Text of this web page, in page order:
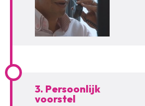
3. Persoonlijk
voorstel